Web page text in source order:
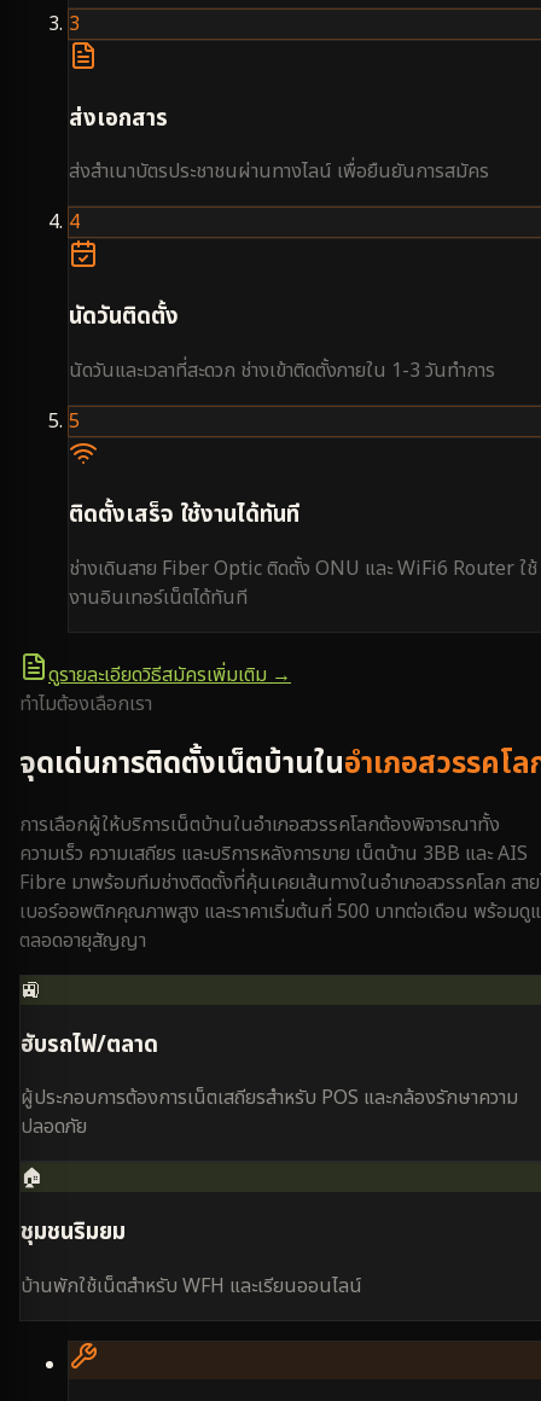
3
ส่งเอกสาร
ส่งสำเนาบัตรประชาชนผ่านทางไลน์ เพื่อยืนยันการสมัคร
4
นัดวันติดตั้ง
นัดวันและเวลาที่สะดวก ช่างเข้าติดตั้งภายใน 1-3 วันทำการ
5
ติดตั้งเสร็จ ใช้งานได้ทันที
ช่างเดินสาย Fiber Optic ติดตั้ง ONU และ WiFi6 Router ใช้
งานอินเทอร์เน็ตได้ทันที
ดูรายละเอียดวิธีสมัครเพิ่มเติม →
ทำไมต้องเลือกเรา
จุดเด่นการติดตั้งเน็ตบ้านในอำเภอสวรรคโล
การเลือกผู้ให้บริการเน็ตบ้านในอำเภอสวรรคโลกต้องพิจารณาทั้ง
ความเร็ว ความเสถียร และบริการหลังการขาย เน็ตบ้าน 3BB และ AIS
Fibre มาพร้อมทีมช่างติดตั้งที่คุ้นเคยเส้นทางในอำเภอสวรรคโลก สา
เบอร์ออพติกคุณภาพสูง และราคาเริ่มต้นที่ 500 บาทต่อเดือน พร้อมดู
ตลอดอายุสัญญา
🚉
ฮับรถไฟ/ตลาด
ผู้ประกอบการต้องการเน็ตเสถียรสำหรับ POS และกล้องรักษาความ
ปลอดภัย
🏠
ชุมชนริมยม
บ้านพักใช้เน็ตสำหรับ WFH และเรียนออนไลน์